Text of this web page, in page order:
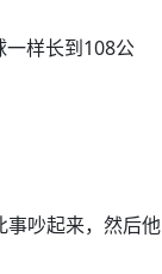
一样长到108公
事吵起来，然后他